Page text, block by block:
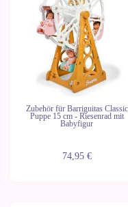
Zubehör für Barriguitas Classic
Puppe 15 cm - Riesenrad mit
Babyfigur
74,95 €